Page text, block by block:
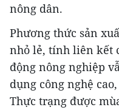
nông dân.
Phương thức sản
nhỏ lẻ, tính liên kết
động nông nghiệp
dụng công nghệ
Thực trạng được